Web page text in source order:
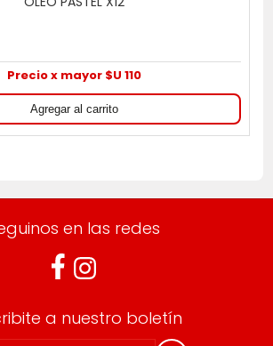
Precio x mayor $U 110
en las redes
a nuestro boletín